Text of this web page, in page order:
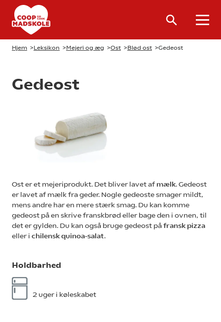
Hjem >Leksikon >Mejeri og æg >Ost >Blød ost >Gedeost
Gedeost
Ost er et mejeriprodukt. Det bliver lavet af mælk. Gedeost
er lavet af mælk fra geder. Nogle gedeoste smager mildt,
mens andre har en mere stærk smag. Du kan komme
gedeost på en skrive franskbrød eller bage den i ovnen, til
det er gylden. Du kan også bruge gedeost påfransk pizza
eller i chilensk quinoa-salat.
Holdbarhed
2 uger i køleskabet